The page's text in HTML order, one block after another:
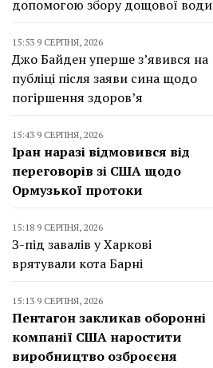
допомогою збору дощової води
15:53 9 СЕРПНЯ, 2026
Джо Байден уперше з’явився на
публіці після заяви сина щодо
погіршення здоров’я
15:43 9 СЕРПНЯ, 2026
Іран наразі відмовився від
переговорів зі США щодо
Ормузької протоки
15:18 9 СЕРПНЯ, 2026
З-під завалів у Харкові
врятували кота Барні
15:13 9 СЕРПНЯ, 2026
Пентагон закликав оборонні
компанії США наростити
виробництво озброєєня